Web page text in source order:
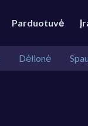
Parduotuvė
Dėlionė